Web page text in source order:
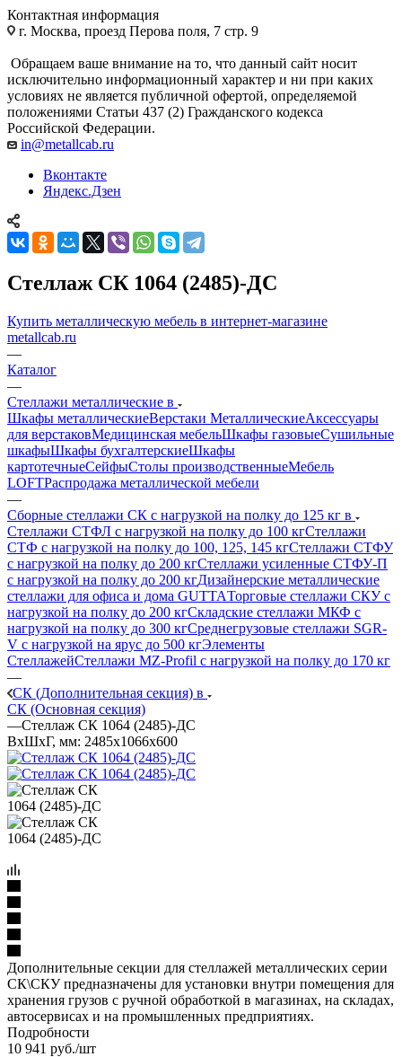
Контактная информация
г. Москва, проезд Перова поля, 7 стр. 9
Обращаем ваше внимание на то, что данный сайт носит
исключительно информационный характер и ни при каких
условиях не является публичной офертой, определяемой
положениями Статьи 437 (2) Гражданского кодекса
Российской Федерации.
in@metallcab.ru
Вконтакте
Яндекс.Дзен
Стеллаж СК 1064 (2485)-ДС
Купить металлическую мебель в интернет-магазине
metallcab.ru
—
Каталог
—
Стеллажи металлические в
Шкафы металлическиеВерстаки МеталлическиеАксессуары
для верстаковМедицинская мебельШкафы газовыеСушильные
шкафыШкафы бухгалтерскиеШкафы
картотечныеСейфыСтолы производственныеМебель
LOFTРаспродажа металлической мебели
—
Сборные стеллажи СК с нагрузкой на полку до 125 кг в
Стеллажи СТФЛ с нагрузкой на полку до 100 кгСтеллажи
СТФ с нагрузкой на полку до 100, 125, 145 кгСтеллажи СТФУ
с нагрузкой на полку до 200 кгСтеллажи усиленные СТФУ-П
с нагрузкой на полку до 200 кгДизайнерские металлические
стеллажи для офиса и дома GUTTAТорговые стеллажи СКУ с
нагрузкой на полку до 200 кгСкладские стеллажи МКФ с
нагрузкой на полку до 300 кгСреднегрузовые стеллажи SGR-
V с нагрузкой на ярус до 500 кгЭлементы
СтеллажейСтеллажи MZ-Profil с нагрузкой на полку до 170 кг
—
СК (Дополнительная секция) в
СК (Основная секция)
—Стеллаж СК 1064 (2485)-ДС
ВхШхГ, мм: 2485x1066x600
Дополнительные секции для стеллажей металлических серии
СК\СКУ предназначены для установки внутри помещения для
хранения грузов с ручной обработкой в магазинах, на складах,
автосервисах и на промышленных предприятиях.
Подробности
10 941 руб./шт